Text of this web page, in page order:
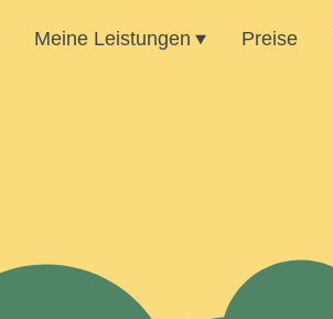
Meine Leistungen Preise